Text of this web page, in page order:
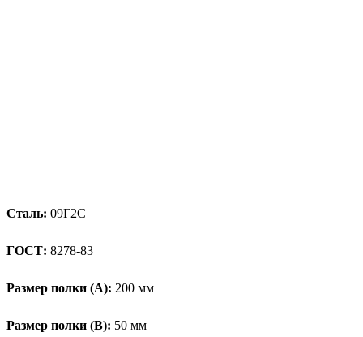
Сталь: 09Г2С
ГОСТ: 8278-83
Размер полки (А): 200 мм
Размер полки (В): 50 мм